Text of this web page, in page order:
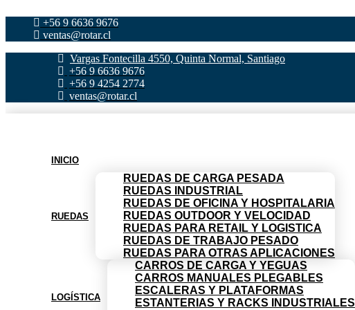
contenido
+56 9 6636 9676
ventas@rotar.cl
Vargas Fontecilla 4550, Quinta Normal, Santiago
+56 9 6636 9676
+56 9 4254 2774
ventas@rotar.cl
INICIO
RUEDAS
RUEDAS DE CARGA PESADA
RUEDAS INDUSTRIAL
RUEDAS DE OFICINA Y HOSPITALARIA
RUEDAS OUTDOOR Y VELOCIDAD
RUEDAS PARA RETAIL Y LOGISTICA
RUEDAS DE TRABAJO PESADO
RUEDAS PARA OTRAS APLICACIONES
LOGÍSTICA
CARROS DE CARGA Y YEGUAS
CARROS MANUALES PLEGABLES
ESCALERAS Y PLATAFORMAS
ESTANTERIAS Y RACKS INDUSTRIALES